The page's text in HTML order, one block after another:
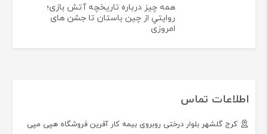
همه چيز درباره تاريخچه آتش بازی؛
روايتي از چين باستان تا جشن های
امروزی
اطلاعات تماس
کرج گلشهر بلوار درختی روبروی بیمه کار آفرین فروشگاه هپی مپی